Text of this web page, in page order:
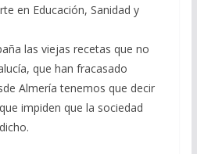
en Educación, Sanidad y
las viejas recetas que no
que han fracasado
Almería tenemos que decir
impiden que la sociedad